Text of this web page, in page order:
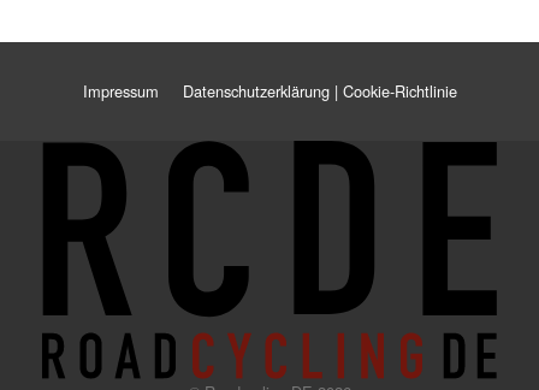
Impressum Datenschutzerklärung | Cookie-Richtlinie